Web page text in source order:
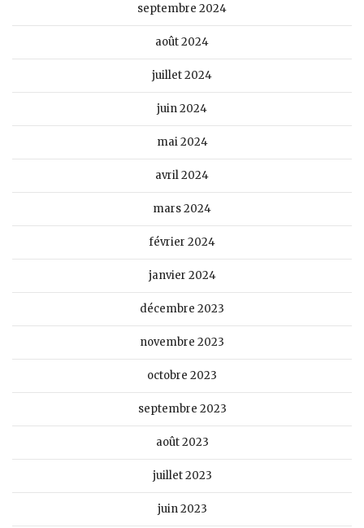
septembre 2024
août 2024
juillet 2024
juin 2024
mai 2024
avril 2024
mars 2024
février 2024
janvier 2024
décembre 2023
novembre 2023
octobre 2023
septembre 2023
août 2023
juillet 2023
juin 2023